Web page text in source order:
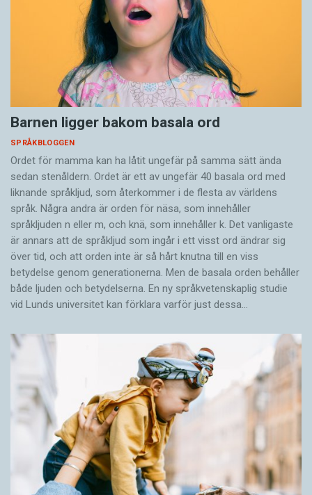
Barnen ligger bakom basala ord
SPRÅKBLOGGEN
Ordet för mamma kan ha låtit ungefär på samma sätt ända
sedan stenåldern. Ordet är ett av ungefär 40 basala ord med
liknande språkljud, som återkommer i de flesta av världens
språk. Några andra är orden för näsa, som innehåller
språkljuden n eller m, och knä, som innehåller k. Det vanligaste
är annars att de språkljud som ingår i ett visst ord ändrar sig
över tid, och att orden inte är så hårt knutna till en viss
betydelse genom generationerna. Men de basala orden behåller
både ljuden och betydelserna. En ny språkvetenskaplig studie
vid Lunds universitet kan förklara varför just dessa…